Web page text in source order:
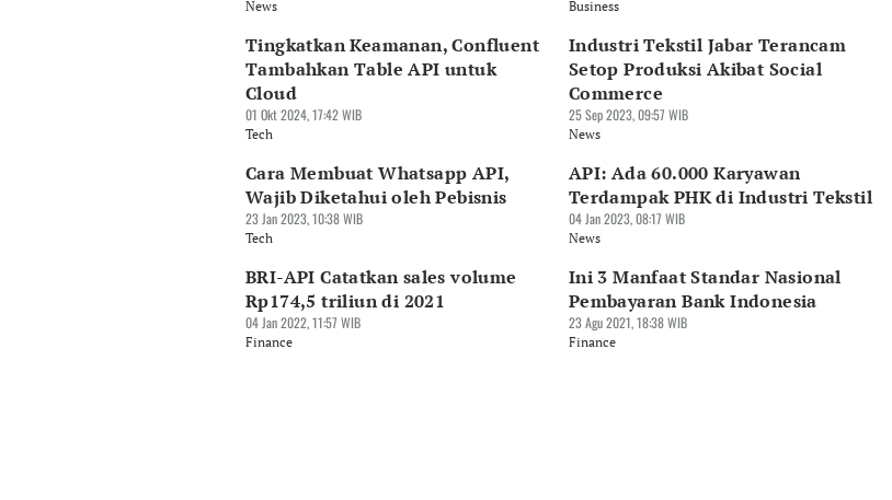
News Business
Tingkatkan Keamanan, Confluent
Tambahkan Table API untuk
Cloud
01 Okt 2024, 17:42 WIB
Tech
Industri Tekstil Jabar Terancam
Setop Produksi Akibat Social
Commerce
25 Sep 2023, 09:57 WIB
News
Cara Membuat Whatsapp API,
Wajib Diketahui oleh Pebisnis
23 Jan 2023, 10:38 WIB
Tech
API: Ada 60.000 Karyawan
Terdampak PHK di Industri Tekstil
04 Jan 2023, 08:17 WIB
News
BRI-API Catatkan sales volume
Rp174,5 triliun di 2021
04 Jan 2022, 11:57 WIB
Finance
Ini 3 Manfaat Standar Nasional
Pembayaran Bank Indonesia
23 Agu 2021, 18:38 WIB
Finance